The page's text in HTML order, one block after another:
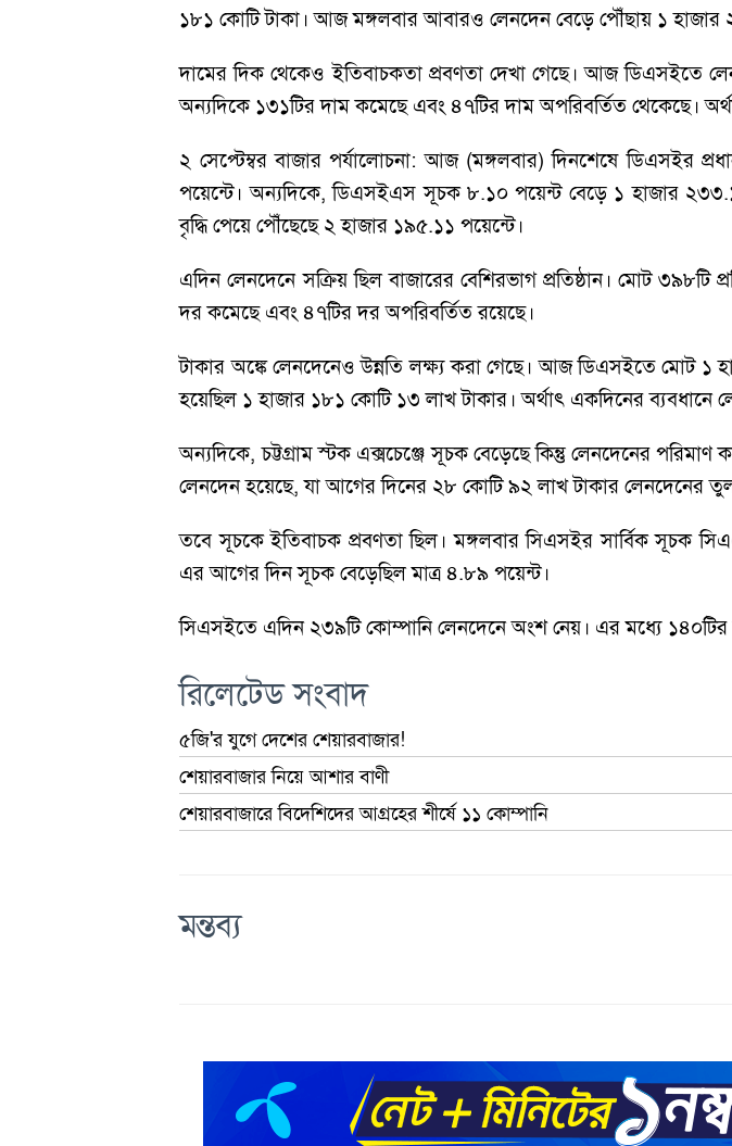
১৮১ কোটি টাকা। আজ মঙ্গলবার আবারও লেনদেন বেড়ে পৌঁছায় ১ হাজার
দামের দিক থেকেও ইতিবাচকতা প্রবণতা দেখা গেছে। আজ ডিএসইতে
অন্যদিকে ১৩১টির দাম কমেছে এবং ৪৭টির দাম অপরিবর্তিত থেকেছে।
২ সেপ্টেম্বর বাজার পর্যালোচনা: আজ (মঙ্গলবার) দিনশেষে ডিএসইর
পয়েন্টে। অন্যদিকে, ডিএসইএস সূচক ৮.১০ পয়েন্ট বেড়ে ১ হাজার
বৃদ্ধি পেয়ে পৌঁছেছে ২ হাজার ১৯৫.১১ পয়েন্টে।
এদিন লেনদেনে সক্রিয় ছিল বাজারের বেশিরভাগ প্রতিষ্ঠান। মোট
দর কমেছে এবং ৪৭টির দর অপরিবর্তিত রয়েছে।
টাকার অঙ্কে লেনদেনেও উন্নতি লক্ষ্য করা গেছে। আজ ডিএসইতে মোট ১
হয়েছিল ১ হাজার ১৮১ কোটি ১৩ লাখ টাকার। অর্থাৎ একদিনের ব্যবধানে
অন্যদিকে, চট্টগ্রাম স্টক এক্সচেঞ্জে সূচক বেড়েছে কিন্তু লেনদেনের
লেনদেন হয়েছে, যা আগের দিনের ২৮ কোটি ৯২ লাখ টাকার লেনদেনের
তবে সূচকে ইতিবাচক প্রবণতা ছিল। মঙ্গলবার সিএসইর সার্বিক সূচক
এর আগের দিন সূচক বেড়েছিল মাত্র ৪.৮৯ পয়েন্ট।
সিএসইতে এদিন ২৩৯টি কোম্পানি লেনদেনে অংশ নেয়। এর মধ্যে
রিলেটেড সংবাদ
৫জি'র যুগে দেশের শেয়ারবাজার!
শেয়ারবাজার নিয়ে আশার বাণী
শেয়ারবাজারে বিদেশিদের আগ্রহের শীর্ষে ১১ কোম্পানি
মন্তব্য